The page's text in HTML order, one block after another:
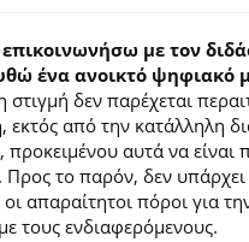
με τον
ένα ανοικτό ψηφιακό
στιγμή δεν παρέχεται
εκτός από την κατάλληλη
αυτά να είναι
Προς το παρόν, δεν
οι απαραίτητοι πόροι για
τους ενδιαφερόμενους.